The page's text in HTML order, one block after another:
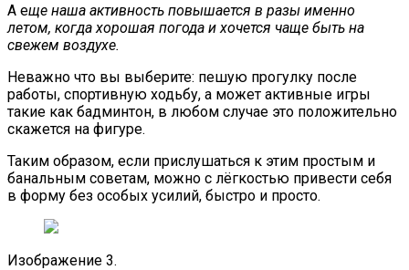
А еще наша активность повышается в разы именно
летом, когда хорошая погода и хочется чаще быть на
свежем воздухе.
Неважно что вы выберите: пешую прогулку после
работы, спортивную ходьбу, а может активные игры
такие как бадминтон, в любом случае это положительно
скажется на фигуре.
Таким образом, если прислушаться к этим простым и
банальным советам, можно с лёгкостью привести себя
в форму без особых усилий, быстро и просто.
Изображение 3.